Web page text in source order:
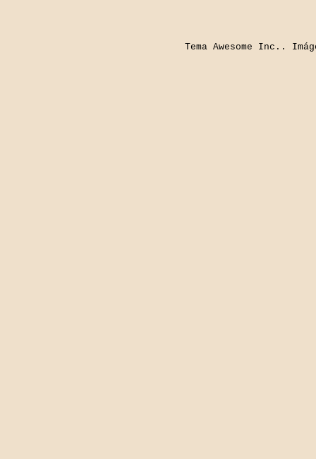
Tema Awesome Inc..